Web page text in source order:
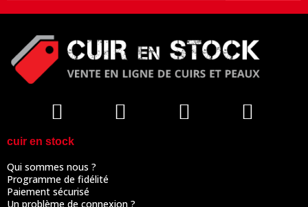
cuir en stock
Qui sommes nous ?
Programme de fidélité
Paiement sécurisé
Un problème de connexion ?